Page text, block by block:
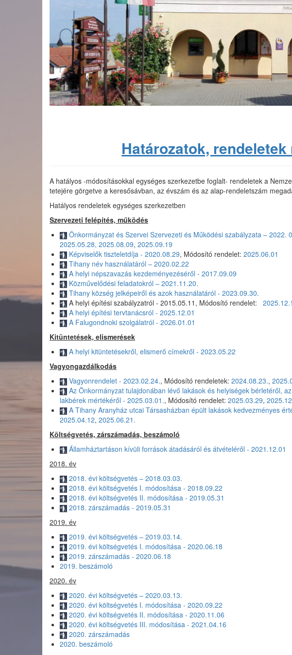
Határozatok,
A hatályos -módosításokkal egységes szerkezetbe foglalt- rendeletek a
tetejére görgetve a keresősávban, az évszám és az alap-rendeletszám
Hatályos rendeletek egységes szerkezetben
Szervezeti felépítés, működés
Önkormányzat és Szervei Szervezeti és Működési szabályzata – 2022.
2025.05.28, 2025.08.09, 2025.09.19
Képviselők tiszteletdíja - 2020.08.29, Módosító rendelet: 2025.06.01
Tihany név használatáról – 2020.02.22
A helyi népszavazás kezdeményezéséről - 2017.09.09
Közművelődési feladatokról – 2021.11.20.
Tihany község jelképeiről és azok használatáról - 2023.09.30.
A helyi építési szabályzatról - 2015.05.11, Módosító rendelet:
A helyi építési tervtanácsról - 2025.12.01
A Falugondnoki szolgálatról - 2026.01.01
Kitüntetések, elismerések
A helyi kitüntetésekről, elismerő címekről - 2023.05.22
Vagyongazdálkodás
Vagyonrendelet - 2023.02.24., Módosító rendeletek: 2024.08.23.,
Az Önkormányzat tulajdonában lévő lakások és helyiségek bérletéről,
lakbérek mértékéről - 2025.03.01., Módosító rendelet: 2025.03.29,
A Tihany Aranyház utcai Társasházban épült lakások kedvezményes
2025.04.12, 2025.06.21.
Költségvetés, zárszámadás, beszámoló
Államháztartáson kívüli források átadásáról és átvételéről - 2021.12.01
2018. év
2018. évi költségvetés – 2018.03.03.
2018. évi költségvetés I. módosítása - 2018.09.22
2018. évi költségvetés II. módosítása - 2019.05.31
2018. zárszámadás - 2019.05.31
2019. év
2019. évi költségvetés – 2019.03.14.
2019. évi költségvetés I. módosítása - 2020.06.18
2019. zárszámadás - 2020.06.18
2019. beszámoló
2020. év
2020. évi költségvetés – 2020.03.13.
2020. évi költségvetés I. módosítása - 2020.09.22
2020. évi költségvetés II. módosítása - 2020.11.06
2020. évi költségvetés III. módosítása - 2021.04.16
2020. zárszámadás
2020. beszámoló